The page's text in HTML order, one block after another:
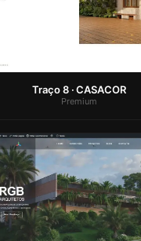
Traço 8 · CASACOR
Premium